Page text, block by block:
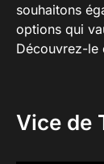
souhaitons
options qui
Découvrez-le
Vice de